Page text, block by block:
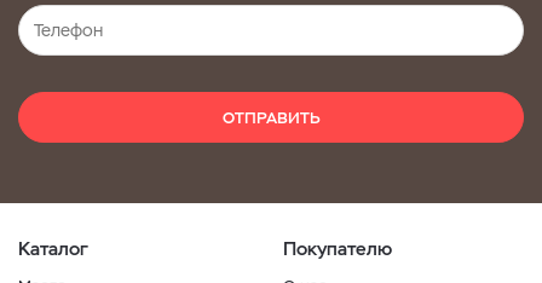
ОТПРАВИТЬ
Каталог Покупателю